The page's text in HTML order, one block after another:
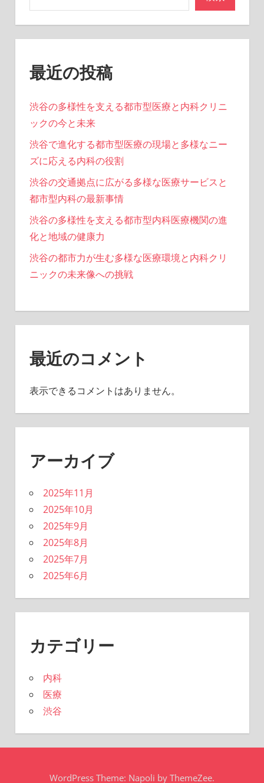
最近の投稿
渋谷の多様性を支える都市型医療と内科クリニ
ックの今と未来
渋谷で進化する都市型医療の現場と多様なニー
ズに応える内科の役割
渋谷の交通拠点に広がる多様な医療サービスと
都市型内科の最新事情
渋谷の多様性を支える都市型内科医療機関の進
化と地域の健康力
渋谷の都市力が生む多様な医療環境と内科クリ
ニックの未来像への挑戦
最近のコメント
表示できるコメントはありません。
アーカイブ
2025年11月
2025年10月
2025年9月
2025年8月
2025年7月
2025年6月
カテゴリー
内科
医療
渋谷
WordPress Theme: Napoli by ThemeZee.